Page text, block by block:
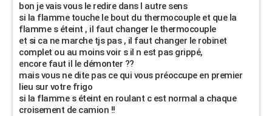
bon je vais vous le redire dans l autre sens
si la flamme touche le bout du thermocouple et que la
flamme s éteint , il faut changer le thermocouple
et si ca ne marche tjs pas , il faut changer le robinet
complet ou au moins voir s il n est pas grippé,
encore faut il le démonter ??
mais vous ne dite pas ce qui vous préoccupe en premier
lieu sur votre frigo
si la flamme s éteint en roulant c est normal a chaque
croisement de camion !!